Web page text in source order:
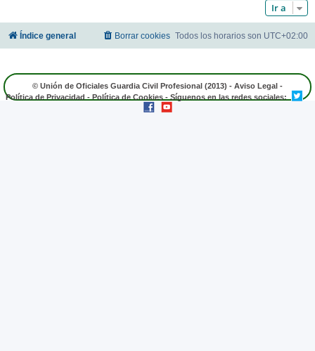
Ir a
Índice general Todos los horarios son UTC+02:00
Borrar cookies
© Unión de Oficiales Guardia Civil Profesional (2013) - Aviso Legal -
Política de Privacidad-Política de Cookies- Síguenos en las redes sociales: